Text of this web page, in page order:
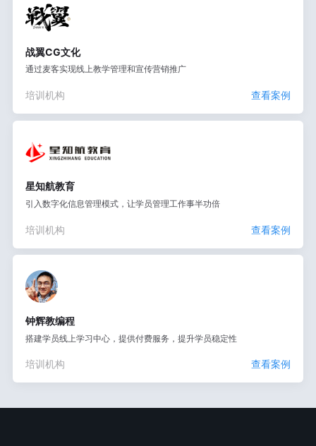
战翼CG文化
通过麦客实现线上教学管理和宣传营销推广
培训机构 查看案例
星知航教育
引入数字化信息管理模式，让学员管理工作事半功倍
培训机构 查看案例
钟辉教编程
搭建学员线上学习中心，提供付费服务，提升学员稳定性
培训机构 查看案例